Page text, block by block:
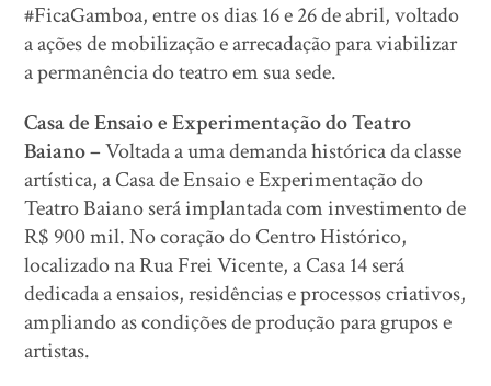
#FicaGamboa, entre os dias 16 e 26 de abril, voltado
a ações de mobilização e arrecadação para viabilizar
a permanência do teatro em sua sede.
Casa de Ensaio e Experimentação do Teatro
Baiano –Voltada a uma demanda histórica da classe
artística, a Casa de Ensaio e Experimentação do
Teatro Baiano será implantada com investimento de
R$ 900 mil. No coração do Centro Histórico,
localizado na Rua Frei Vicente, a Casa 14 será
dedicada a ensaios, residências e processos criativos,
ampliando as condições de produção para grupos e
artistas.